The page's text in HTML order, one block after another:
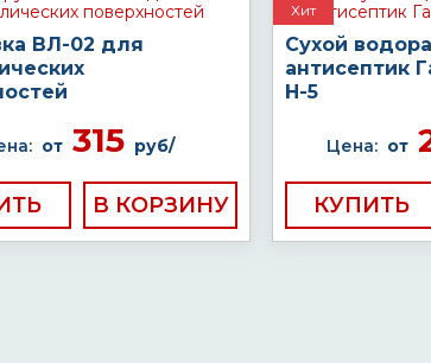
ВЛ-02 для
от315 руб/
Хит
Сухой
антисептик
H-5
Цена: от
КУПИТЬ